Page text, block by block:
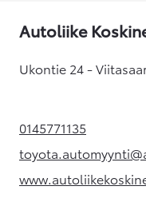
Autoliike
Ukontie 24 -
0145771135
(Aukeaa
(Aukeaa